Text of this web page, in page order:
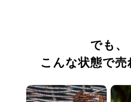
でも、
こんな状態で売